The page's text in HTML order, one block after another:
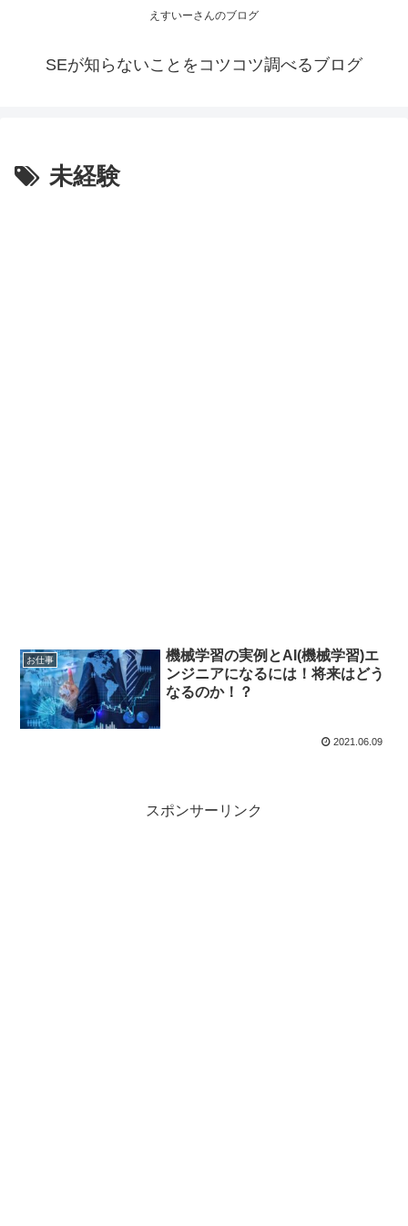
えすいーさんのブログ
SEが知らないことをコツコツ調べるブログ
未経験
お仕事
機械学習の実例とAI(機械学習)エ
ンジニアになるには！将来はどう
なるのか！？
2021.06.09
スポンサーリンク